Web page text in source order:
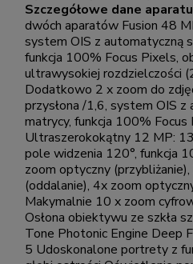
Szczegółowe dane
dwóch aparatów Fusion 48
system OIS z automatyczną
funkcja 100% Focus Pixels,
ultrawysokiej rozdzielczości
Dodatkowo 2 x zoom do
przysłona /1,6, system OIS
matrycy, funkcja 100% Focus
Ultraszerokokątny 12 MP:
pole widzenia 120°, funkcja
zoom optyczny
(oddalanie), 4x zoom
Makymalnie 10 x zoom
Osłona obiektywu ze szkła
Tone Photonic Engine Deep
5 Udoskonalone portrety z